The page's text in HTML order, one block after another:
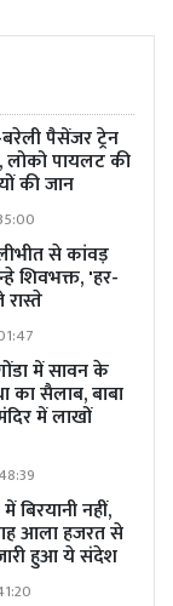
पैसेंजर ट्रेन
पायलट की
की जान
से कांवड़
शिवभक्त, 'हर-
में सावन के
का सैलाब, बाबा
में लाखों
बिरयानी नहीं,
आला हजरत से
हुआ ये संदेश